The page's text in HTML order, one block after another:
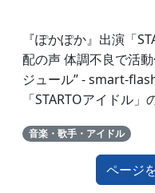
『ぽかぽか』出演「
配の声 体調不良で活
ジュール” - smart-
「STARTOアイドル」
音楽・歌手・アイドル
ページ